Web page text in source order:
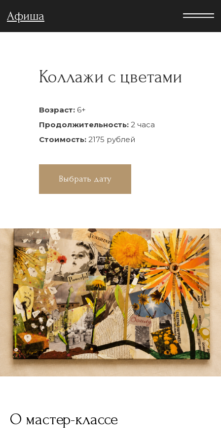
Афиша
Коллажи с цветами
Возраст: 6+
Продолжительность: 2 часа
Стоимость: 2175 рублей
Выбрать дату
О мастер-классе